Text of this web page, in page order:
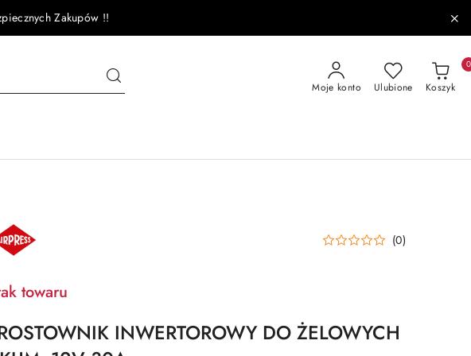
Zakupów !!
Moje konto Ulubione Koszyk
0
(0)
towaru
INWERTOROWY DO ŻELOWYCH